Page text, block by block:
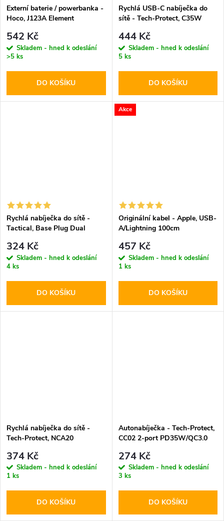
Externí baterie / powerbanka -
Hoco, J123A Element
542 Kč
Skladem - hned k odeslání
>5 ks
DO KOŠÍKU
Rychlá USB-C nabíječka do
sítě - Tech-Protect, C35W
444 Kč
Skladem - hned k odeslání
5 ks
DO KOŠÍKU
Rychlá nabíječka do sítě -
Tactical, Base Plug Dual
324 Kč
Skladem - hned k odeslání
4 ks
DO KOŠÍKU
Akce
Originální kabel - Apple, USB-
A/Lightning 100cm
457 Kč
Skladem - hned k odeslání
1 ks
DO KOŠÍKU
Rychlá nabíječka do sítě -
Tech-Protect, NCA20
kabel
374 Kč
Skladem - hned k odeslání
1 ks
DO KOŠÍKU
Autonabíječka - Tech-Protect,
CC02 2-port PD35W/QC3.0
274 Kč
Skladem - hned k odeslání
3 ks
DO KOŠÍKU